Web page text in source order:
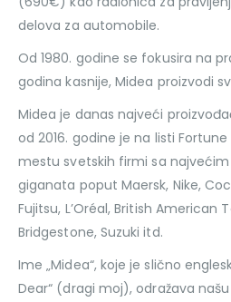
delova za automobile.
Od 1980. godine se fokusira na
godina kasnije, Midea proizvodi
Midea je danas najveći
od 2016. godine je na listi
mestu svetskih firmi sa
giganata poput Maersk, Nike,
Fujitsu, L’Oréal, British American
Bridgestone, Suzuki itd.
Ime „Midea“, koje je slično
Dear“ (dragi moj), odražava